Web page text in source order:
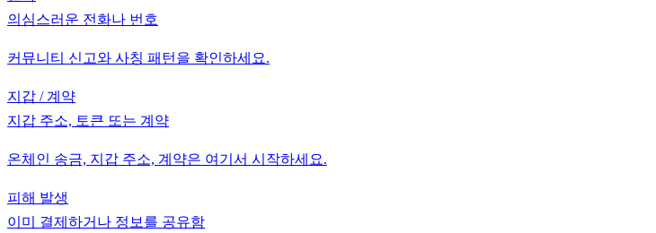
의심스러운 전화나 번호
커뮤니티 신고와 사칭 패턴을 확인하세요.
지갑 / 계약
지갑 주소, 토큰 또는 계약
온체인 송금, 지갑 주소, 계약은 여기서 시작하세요.
피해 발생
이미 결제하거나 정보를 공유함